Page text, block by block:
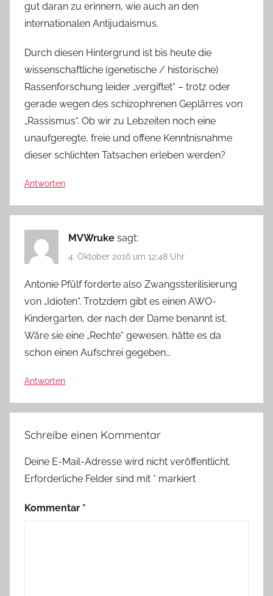
gut daran zu erinnern, wie auch an den
internationalen Antijudaismus.
Durch diesen Hintergrund ist bis heute die
wissenschaftliche (genetische / historische)
Rassenforschung leider „vergiftet“ – trotz oder
gerade wegen des schizophrenen Geplärres von
„Rassismus“. Ob wir zu Lebzeiten noch eine
unaufgeregte, freie und offene Kenntnisnahme
dieser schlichten Tatsachen erleben werden?
Antworten
MVWruke sagt:
4. Oktober 2016 um 12:48 Uhr
Antonie Pfülf forderte also Zwangssterilisierung
von „Idioten“. Trotzdem gibt es einen AWO-
Kindergarten, der nach der Dame benannt ist.
Wäre sie eine „Rechte“ gewesen, hätte es da
schon einen Aufschrei gegeben…
Antworten
Schreibe einen Kommentar
Deine E-Mail-Adresse wird nicht veröffentlicht.
Erforderliche Felder sind mit * markiert
Kommentar *